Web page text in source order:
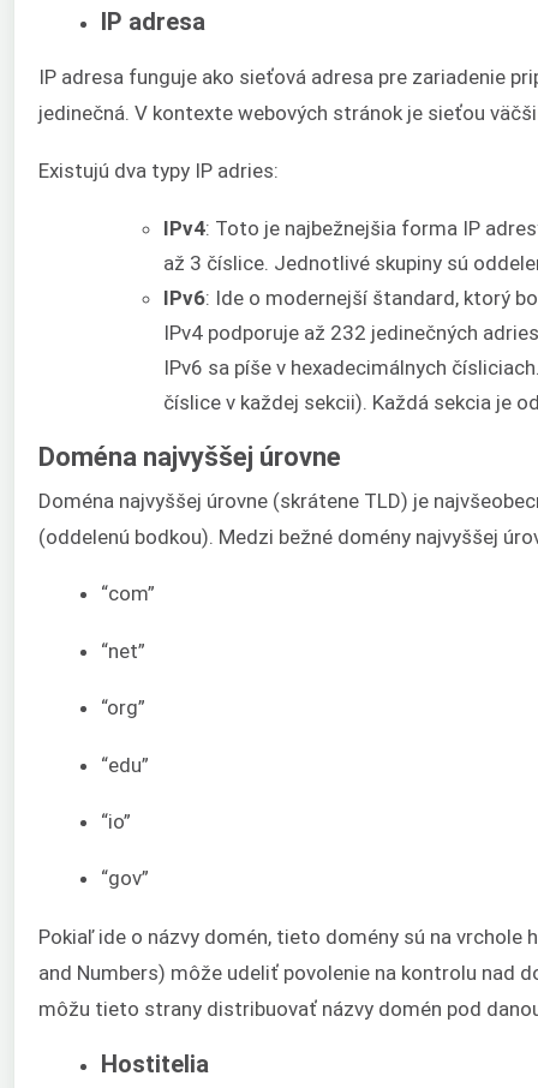
IP adresa
IP adresa funguje ako sieťová adresa pre zariadenie
jedinečná. V kontexte webových stránok je sieťou
Existujú dva typy IP adries:
IPv4: Toto je najbežnejšia forma IP
až 3 číslice. Jednotlivé skupiny sú
IPv6: Ide o modernejší štandard, ktorý
IPv4 podporuje až 232 jedinečných
IPv6 sa píše v hexadecimálnych
číslice v každej sekcii). Každá sekcia je
Doména najvyššej úrovne
Doména najvyššej úrovne (skrátene TLD) je
(oddelenú bodkou). Medzi bežné domény najvyššej
“com”
“net”
“org”
“edu”
“io”
“gov”
Pokiaľ ide o názvy domén, tieto domény sú na
and Numbers) môže udeliť povolenie na kontrolu nad
môžu tieto strany distribuovať názvy domén pod
Hostitelia